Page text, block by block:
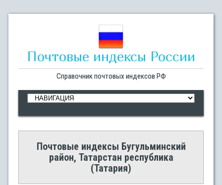
Почтовые индексы России
Справочник почтовых индексов РФ
Почтовые индексы Бугульминский
район, Татарстан республика
(Татария)